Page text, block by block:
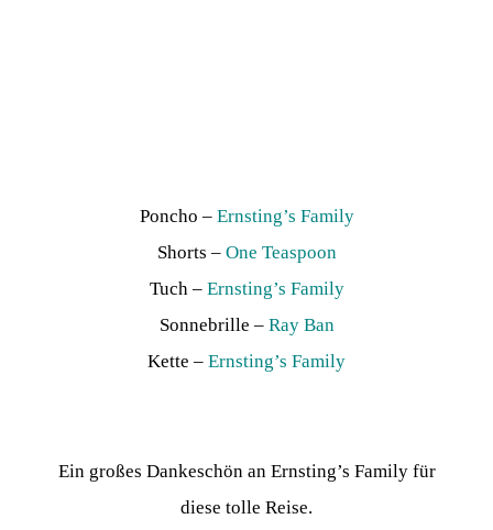
Poncho – Ernsting’s Family
Shorts – One Teaspoon
Tuch – Ernsting’s Family
Sonnebrille – Ray Ban
Kette – Ernsting’s Family
Ein großes Dankeschön an Ernsting’s Family für
diese tolle Reise.